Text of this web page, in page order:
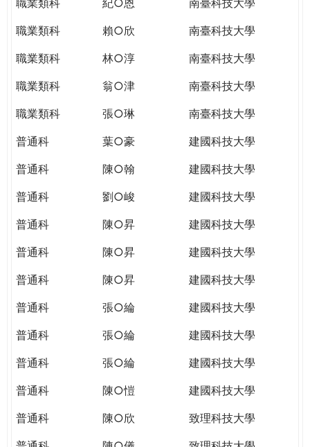
職業類科
賴○欣
南臺科技大學
職業類科
林○淳
南臺科技大學
職業類科
翁○津
南臺科技大學
職業類科
張○琳
南臺科技大學
普通科
葉○豪
建國科技大學
普通科
陳○翰
建國科技大學
普通科
劉○峻
建國科技大學
普通科
陳○昇
建國科技大學
普通科
陳○昇
建國科技大學
普通科
陳○昇
建國科技大學
普通科
張○綸
建國科技大學
普通科
張○綸
建國科技大學
普通科
張○綸
建國科技大學
普通科
陳○愷
建國科技大學
普通科
陳○欣
致理科技大學